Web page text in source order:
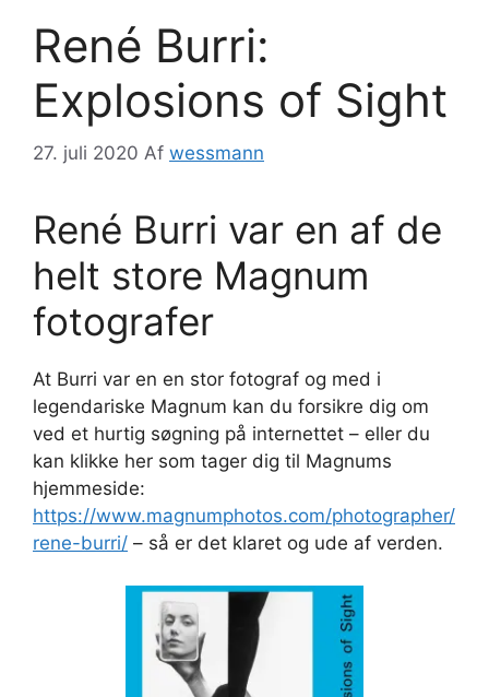
René Burri:
Explosions of Sight
27. juli 2020 Af wessmann
René Burri var en af de
helt store Magnum
fotografer
At Burri var en en stor fotograf og med i
legendariske Magnum kan du forsikre dig om
ved et hurtig søgning på internettet – eller du
kan klikke her som tager dig til Magnums
hjemmeside:
https://www.magnumphotos.com/photographer/
rene-burri/ – så er det klaret og ude af verden.